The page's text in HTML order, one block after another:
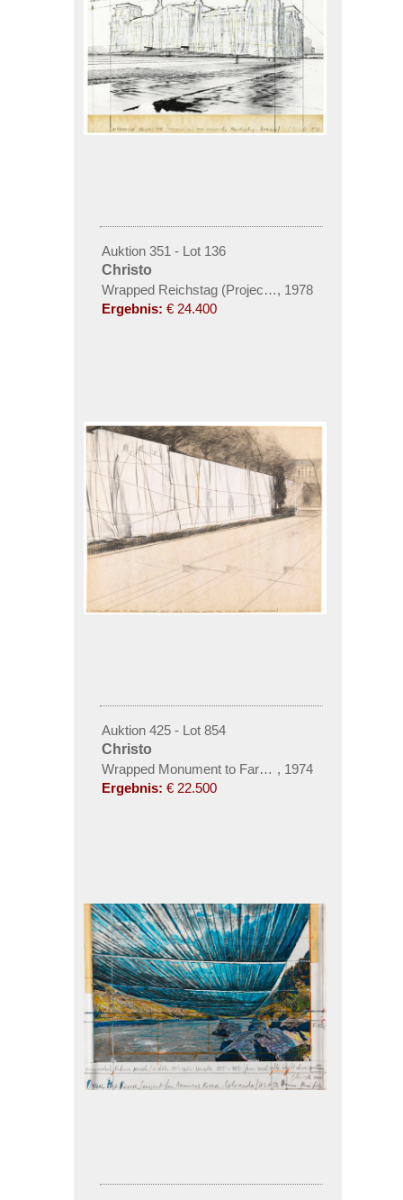
Auktion 351 - Lot 136
Christo
Wrapped Reichstag (Project for den deutsche
, 1978
Ergebnis: € 24.400
Auktion 425 - Lot 854
Christo
Wrapped Monument to Farel-Calvin-Beze-Knox
, 1974
Ergebnis: € 22.500